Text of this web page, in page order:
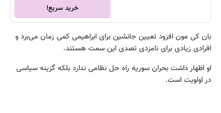
خرید سریع!
بان کی مون افزود تعیین جانشین برای ابراهیمی کمی زمان می‌برد و
افرادی زیادی برای نامزدی تصدی این سمت هستند.
او اظهار داشت بحران سوریه راه حل نظامی ندارد بلکه گزینه سیاسی
در اولویت است.